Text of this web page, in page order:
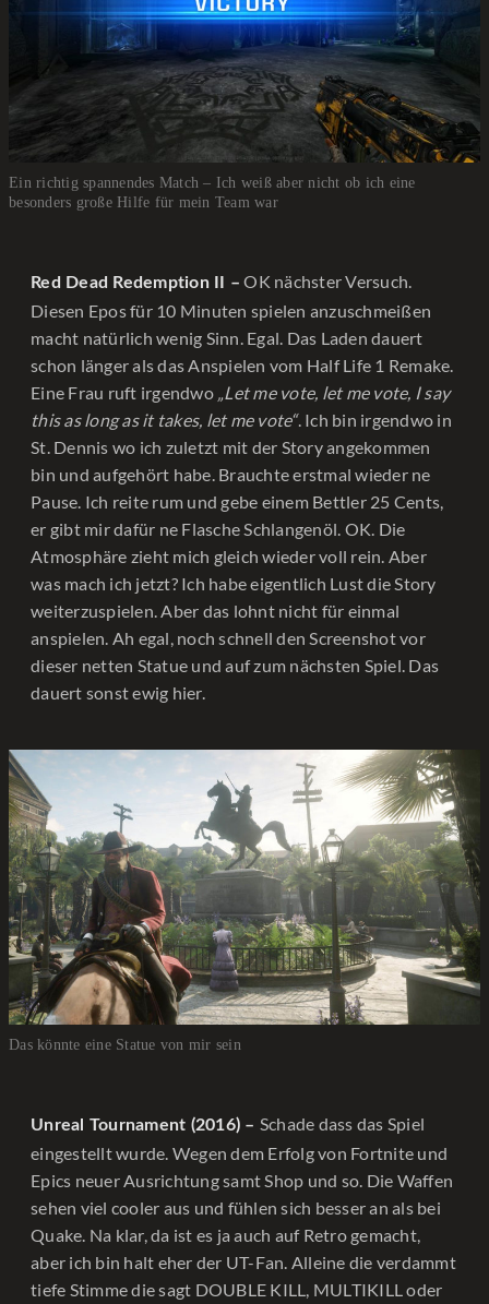
Ein richtig spannendes Match – Ich weiß aber nicht ob ich eine
besonders große Hilfe für mein Team war
Red Dead Redemption II – OK nächster Versuch.
Diesen Epos für 10 Minuten spielen anzuschmeißen
macht natürlich wenig Sinn. Egal. Das Laden dauert
schon länger als das Anspielen vom Half Life 1 Remake.
Eine Frau ruft irgendwo „Let me vote, let me vote, I say
this as long as it takes, let me vote“. Ich bin irgendwo in
St. Dennis wo ich zuletzt mit der Story angekommen
bin und aufgehört habe. Brauchte erstmal wieder ne
Pause. Ich reite rum und gebe einem Bettler 25 Cents,
er gibt mir dafür ne Flasche Schlangenöl. OK. Die
Atmosphäre zieht mich gleich wieder voll rein. Aber
was mach ich jetzt? Ich habe eigentlich Lust die Story
weiterzuspielen. Aber das lohnt nicht für einmal
anspielen. Ah egal, noch schnell den Screenshot vor
dieser netten Statue und auf zum nächsten Spiel. Das
dauert sonst ewig hier.
Das könnte eine Statue von mir sein
Unreal Tournament (2016) – Schade dass das Spiel
eingestellt wurde. Wegen dem Erfolg von Fortnite und
Epics neuer Ausrichtung samt Shop und so. Die Waffen
sehen viel cooler aus und fühlen sich besser an als bei
Quake. Na klar, da ist es ja auch auf Retro gemacht,
aber ich bin halt eher der UT-Fan. Alleine die verdammt
tiefe Stimme die sagt DOUBLE KILL, MULTIKILL oder